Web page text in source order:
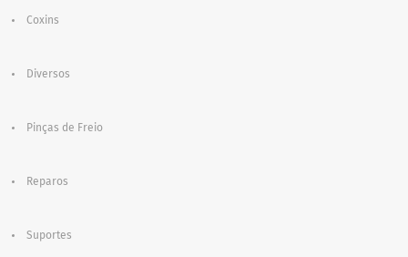
Coxins
Diversos
Pinças de Freio
Reparos
Suportes